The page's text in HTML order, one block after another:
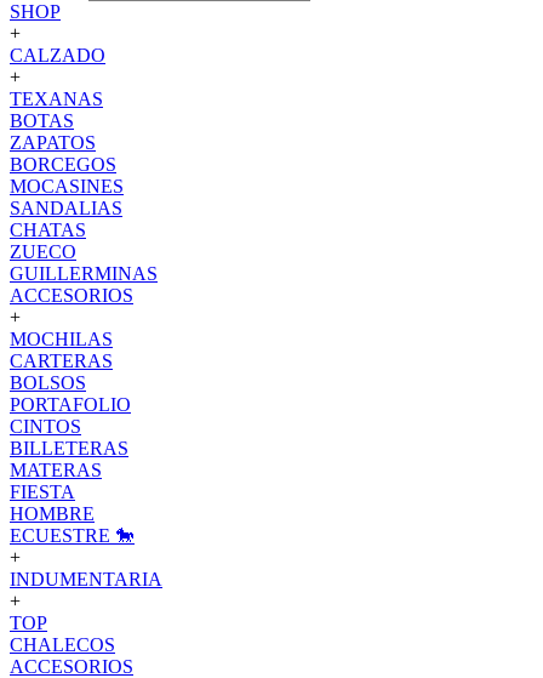
SHOP
+
CALZADO
+
TEXANAS
BOTAS
ZAPATOS
BORCEGOS
MOCASINES
SANDALIAS
CHATAS
ZUECO
GUILLERMINAS
ACCESORIOS
+
MOCHILAS
CARTERAS
BOLSOS
PORTAFOLIO
CINTOS
BILLETERAS
MATERAS
FIESTA
HOMBRE
ECUESTRE 🐎
+
INDUMENTARIA
+
TOP
CHALECOS
ACCESORIOS